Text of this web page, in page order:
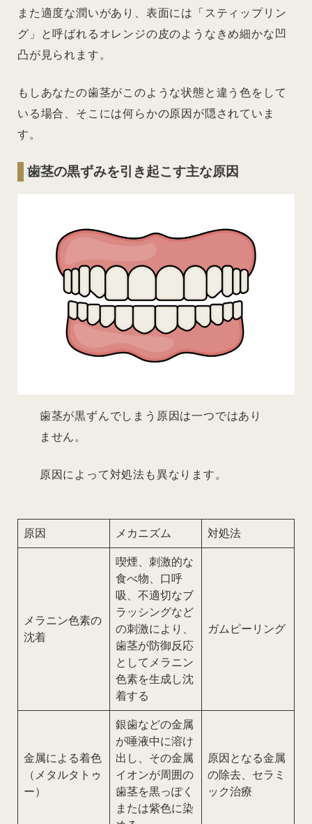
また適度な潤いがあり、表面には「スティップリン
グ」と呼ばれるオレンジの皮のようなきめ細かな凹
凸が見られます。
もしあなたの歯茎がこのような状態と違う色をして
いる場合、そこには何らかの原因が隠されていま
す。
歯茎の黒ずみを引き起こす主な原因
歯茎が黒ずんでしまう原因は一つではあり
ません。
原因によって対処法も異なります。
原因 メカニズム 対処法
メラニン色素の
沈着
喫煙、刺激的な
食べ物、口呼
吸、不適切なブ
ラッシングなど
の刺激により、
歯茎が防御反応
としてメラニン
色素を生成し沈
着する
ガムピーリング
金属による着色
（メタルタトゥ
ー）
銀歯などの金属
が唾液中に溶け
出し、その金属
イオンが周囲の
歯茎を黒っぽく
または紫色に染
原因となる金属
の除去、セラミ
ック治療